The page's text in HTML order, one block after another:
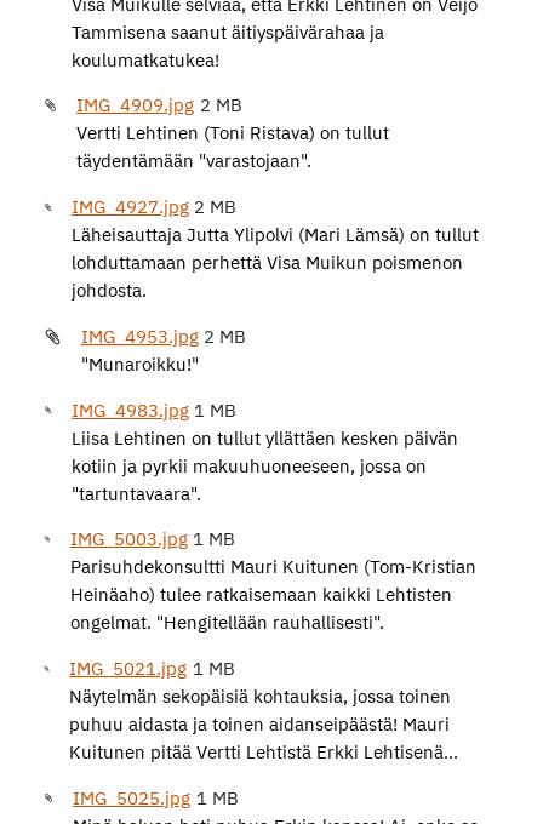
Tammisena saanut äitiyspäivärahaa ja
koulumatkatukea!
IMG_4909.jpg 2 MB
Vertti Lehtinen (Toni Ristava) on tullut
täydentämään "varastojaan".
IMG_4927.jpg 2 MB
Läheisauttaja Jutta Ylipolvi (Mari Lämsä) on tullut
lohduttamaan perhettä Visa Muikun poismenon
johdosta.
IMG_4953.jpg 2 MB
"Munaroikku!"
IMG_4983.jpg 1 MB
Liisa Lehtinen on tullut yllättäen kesken päivän
kotiin ja pyrkii makuuhuoneeseen, jossa on
"tartuntavaara".
IMG_5003.jpg 1 MB
Parisuhdekonsultti Mauri Kuitunen (Tom-Kristian
Heinäaho) tulee ratkaisemaan kaikki Lehtisten
ongelmat. "Hengitellään rauhallisesti".
IMG_5021.jpg 1 MB
Näytelmän sekopäisiä kohtauksia, jossa toinen
puhuu aidasta ja toinen aidanseipäästä! Mauri
Kuitunen pitää Vertti Lehtistä Erkki Lehtisenä...
IMG_5025.jpg 1 MB